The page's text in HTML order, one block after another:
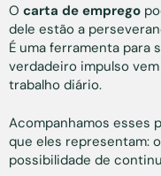
O carta de emprego
dele estão a
É uma ferramenta para
verdadeiro impulso
trabalho diário.
Acompanhamos esses
que eles representam:
possibilidade de